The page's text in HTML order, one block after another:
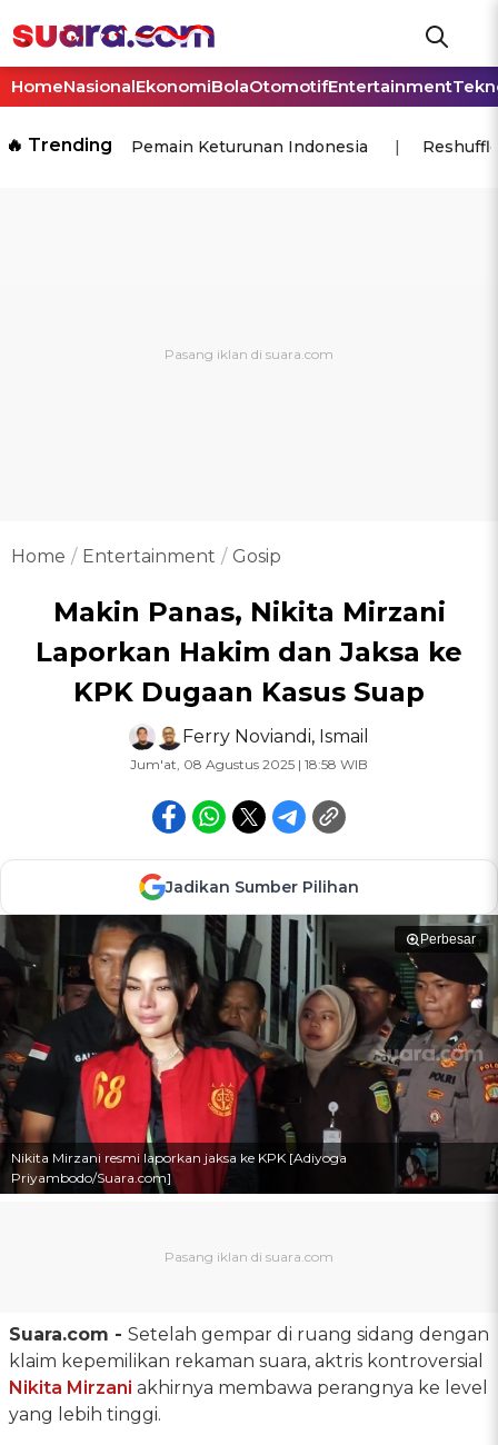
HomeNasionalEkonomiBolaOtomotifEntertainment
🔥 Trending Pemain Keturunan Indonesia
Home Entertainment Gosip
Makin Panas, Nikita Mirzani
Laporkan Hakim dan Jaksa ke
KPK Dugaan Kasus Suap
Ferry Noviandi, Ismail
Jum'at, 08 Agustus 2025 | 18:58 WIB
Jadikan Sumber Pilihan
Perbesar
Nikita Mirzani resmi laporkan jaksa ke KPK [Adiyoga
Priyambodo/Suara.com]
Suara.com - Setelah gempar di ruang sidang dengan
klaim kepemilikan rekaman suara, aktris kontroversial
Nikita Mirzani akhirnya membawa perangnya ke level
yang lebih tinggi.